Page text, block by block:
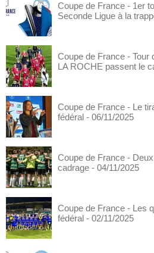
Coupe de France - 1er
Seconde Ligue à la
Coupe de France - Tour
LA ROCHE passent le
Coupe de France - Le
fédéral - 06/11/2025
Coupe de France -
cadrage - 04/11/2025
Coupe de France - Les
fédéral - 02/11/2025